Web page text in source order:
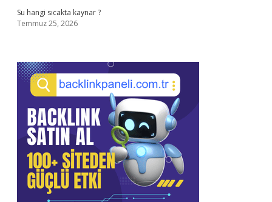
Su hangi sıcakta kaynar ?
Temmuz 25, 2026